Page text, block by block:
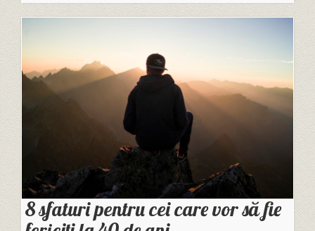
8 sfaturi pentru cei care vor să fie